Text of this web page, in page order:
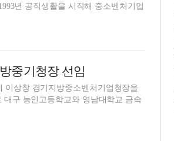
년 공직생활을 시작해 중소벤처기업
중기청장 선임
이상창 경기지방중소벤처기업청장을
대구 능인고등학교와 영남대학교 금속